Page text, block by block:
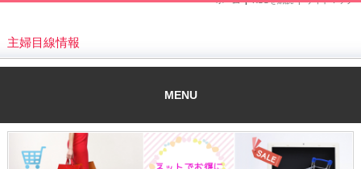
主婦目線情報
MENU